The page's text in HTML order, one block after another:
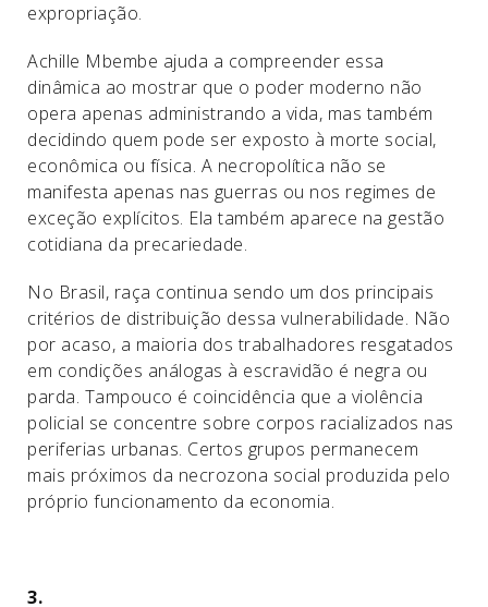
expropriação.
Achille Mbembe ajuda a compreender essa
dinâmica ao mostrar que o poder moderno não
opera apenas administrando a vida, mas também
decidindo quem pode ser exposto à morte social,
econômica ou física. A necropolítica não se
manifesta apenas nas guerras ou nos regimes de
exceção explícitos. Ela também aparece na gestão
cotidiana da precariedade.
No Brasil, raça continua sendo um dos principais
critérios de distribuição dessa vulnerabilidade. Não
por acaso, a maioria dos trabalhadores resgatados
em condições análogas à escravidão é negra ou
parda. Tampouco é coincidência que a violência
policial se concentre sobre corpos racializados nas
periferias urbanas. Certos grupos permanecem
mais próximos da necrozona social produzida pelo
próprio funcionamento da economia.
3.